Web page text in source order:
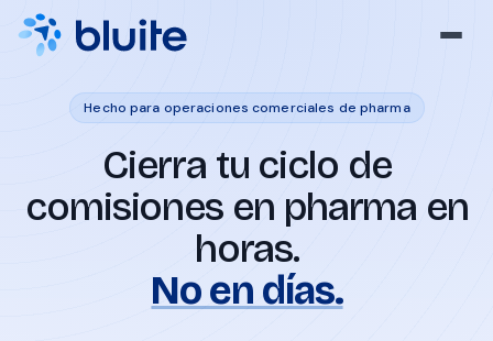
Hecho para operaciones comerciales de pharma
Cierra tu ciclo de
comisiones en pharma en
horas.
No en días.